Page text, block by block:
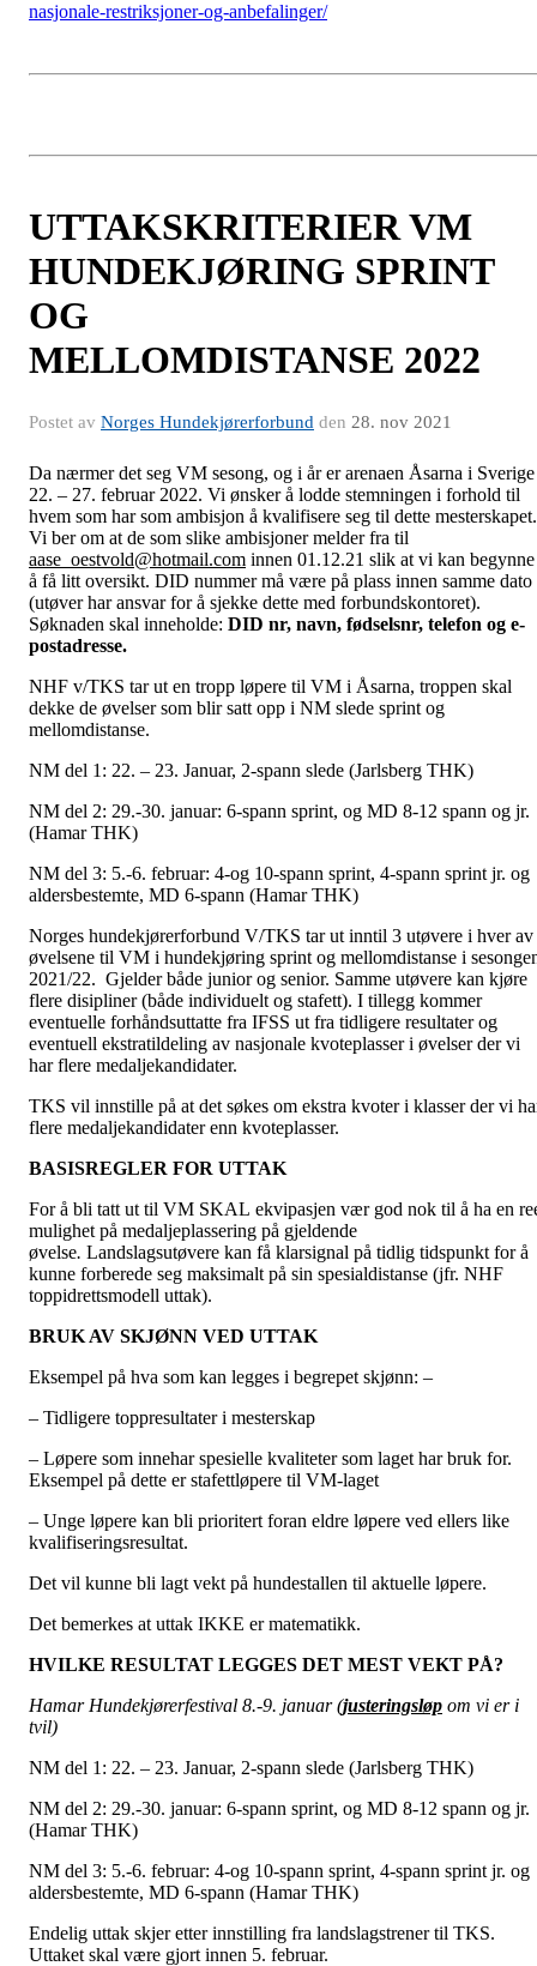
nasjonale-restriksjoner-og-anbefalinger/
UTTAKSKRITERIER VM
HUNDEKJØRING SPRINT
OG
MELLOMDISTANSE 2022
Postet av Norges Hundekjørerforbund den 28. nov 2021
Da nærmer det seg VM sesong, og i år er arenaen Åsarna i Sverige
22. – 27. februar 2022. Vi ønsker å lodde stemningen i forhold til
hvem som har som ambisjon å kvalifisere seg til dette mesterskapet.
Vi ber om at de som slike ambisjoner melder fra til
aase_oestvold@hotmail.com innen 01.12.21 slik at vi kan begynne
å få litt oversikt. DID nummer må være på plass innen samme dato
(utøver har ansvar for å sjekke dette med forbundskontoret).
Søknaden skal inneholde: DID nr, navn, fødselsnr, telefon og e-
postadresse.
NHF v/TKS tar ut en tropp løpere til VM i Åsarna, troppen skal
dekke de øvelser som blir satt opp i NM slede sprint og
mellomdistanse.
NM del 1: 22. – 23. Januar, 2-spann slede (Jarlsberg THK)
NM del 2: 29.-30. januar: 6-spann sprint, og MD 8-12 spann og jr.
(Hamar THK)
NM del 3: 5.-6. februar: 4-og 10-spann sprint, 4-spann sprint jr. og
aldersbestemte, MD 6-spann (Hamar THK)
Norges hundekjørerforbund V/TKS tar ut inntil 3 utøvere i hver av
øvelsene til VM i hundekjøring sprint og mellomdistanse i
2021/22. Gjelder både junior og senior. Samme utøvere kan kjøre
flere disipliner (både individuelt og stafett). I tillegg kommer
eventuelle forhåndsuttatte fra IFSS ut fra tidligere resultater og
eventuell ekstratildeling av nasjonale kvoteplasser i øvelser der vi
har flere medaljekandidater.
TKS vil innstille på at det søkes om ekstra kvoter i klasser der vi
flere medaljekandidater enn kvoteplasser.
BASISREGLER FOR UTTAK
For å bli tatt ut til VM SKAL ekvipasjen vær god nok til å ha en
mulighet på medaljeplassering på gjeldende
øvelse. Landslagsutøvere kan få klarsignal på tidlig tidspunkt for å
kunne forberede seg maksimalt på sin spesialdistanse (jfr. NHF
toppidrettsmodell uttak).
BRUK AV SKJØNN VED UTTAK
Eksempel på hva som kan legges i begrepet skjønn: –
– Tidligere toppresultater i mesterskap
– Løpere som innehar spesielle kvaliteter som laget har bruk for.
Eksempel på dette er stafettløpere til VM-laget
– Unge løpere kan bli prioritert foran eldre løpere ved ellers like
kvalifiseringsresultat.
Det vil kunne bli lagt vekt på hundestallen til aktuelle løpere.
Det bemerkes at uttak IKKE er matematikk.
HVILKE RESULTAT LEGGES DET MEST VEKT PÅ?
Hamar Hundekjørerfestival 8.-9. januar (justeringsløp om vi er i
tvil)
NM del 1: 22. – 23. Januar, 2-spann slede (Jarlsberg THK)
NM del 2: 29.-30. januar: 6-spann sprint, og MD 8-12 spann og jr.
(Hamar THK)
NM del 3: 5.-6. februar: 4-og 10-spann sprint, 4-spann sprint jr. og
aldersbestemte, MD 6-spann (Hamar THK)
Endelig uttak skjer etter innstilling fra landslagstrener til TKS.
Uttaket skal være gjort innen 5. februar.